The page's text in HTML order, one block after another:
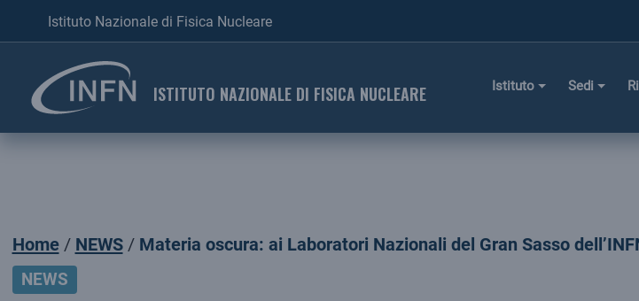
Istituto Nazionale di Fisica Nucleare
ISTITUTO NAZIONALE DI FISICA NUCLEARE Istituto Sedi
Home NEWS Materia oscura: ai Laboratori Nazionali del Gran Sasso
NEWS